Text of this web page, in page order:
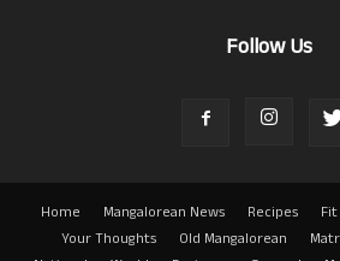
Follow Us
Home Mangalorean News Recipes
Your Thoughts
Old Mangalorean